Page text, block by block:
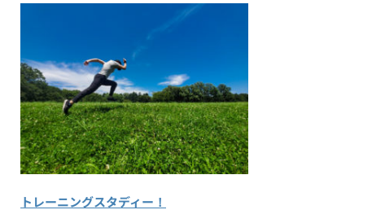
トレーニングスタディー！